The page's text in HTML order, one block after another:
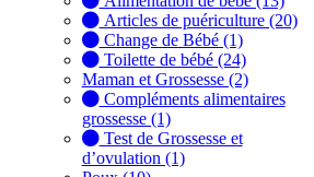
Articles de puériculture (20)
Change de Bébé (1)
Toilette de bébé (24)
Maman et Grossesse (2)
Compléments alimentaires
grossesse (1)
Test de Grossesse et
d’ovulation (1)